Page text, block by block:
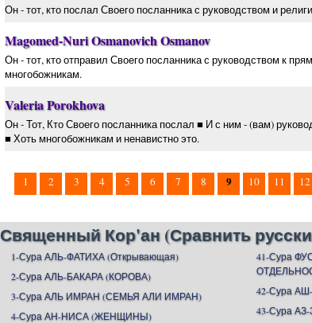
Он - тот, кто послал Своего посланника с руководством и
Magomed-Nuri Osmanovich Osmanov
Он - тот, кто отправил Своего посланника с руководством к
многобожникам.
Valeria Porokhova
Он - Тот, Кто Своего посланника послал ■ И с ним - (вам)
■ Хоть многобожникам и ненавистно это.
1 2 3 4 5 6 7 8 9 10 11 12
Священный Кор'ан (Сравнить
1-Сура АЛЬ-ФАТИХА (Открывающая)
2-Сура АЛЬ-БАКАРА (КОРОВА)
3-Сура АЛЬ ИМРАН (СЕМЬЯ АЛИ ИМРАН)
4-Сура АН-НИСА (ЖЕНЩИНЫ)
41-Сура
42-Сура
43-Сура